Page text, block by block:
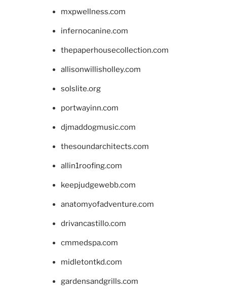
mxpwellness.com
infernocanine.com
thepaperhousecollection.com
allisonwillisholley.com
solslite.org
portwayinn.com
djmaddogmusic.com
thesoundarchitects.com
allin1roofing.com
keepjudgewebb.com
anatomyofadventure.com
drivancastillo.com
cmmedspa.com
midletontkd.com
gardensandgrills.com